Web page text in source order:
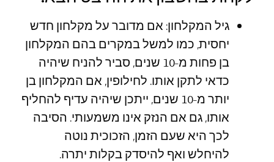
גיל המקלחון: אם מדובר על מקלחון חדש
יחסית, כמו למשל במקרים בהם המקלחון
בן פחות מ-10 שנים, סביר להניח שיהיה
כדאי לתקן אותו. לחילופין, אם המקלחון בן
יותר מ-10 שנים, ייתכן שיהיה עדיף להחליף
אותו, גם אם הנזק אינו משמעותי. הסיבה
לכך היא שעם הזמן, הזכוכית נוטה
להיחלש ואף להיסדק בקלות יתרה.